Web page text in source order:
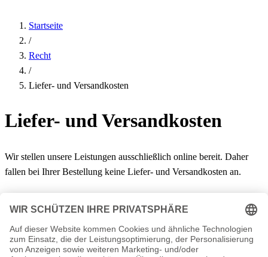
Startseite
/
Recht
/
Liefer- und Versandkosten
Liefer- und Versandkosten
Wir stellen unsere Leistungen ausschließlich online bereit. Daher
fallen bei Ihrer Bestellung keine Liefer- und Versandkosten an.